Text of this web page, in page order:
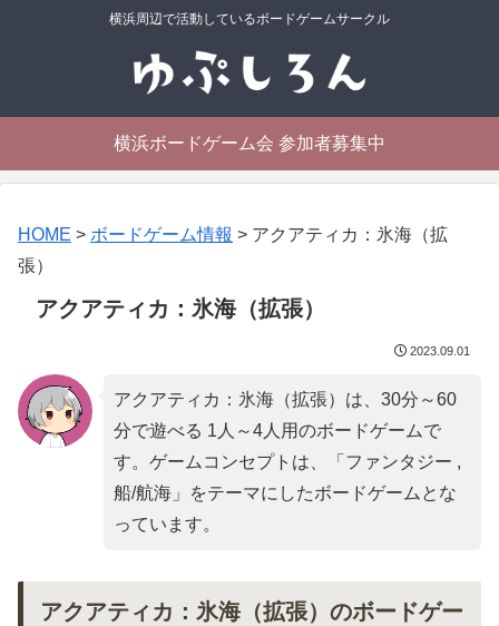
横浜周辺で活動しているボードゲームサークル
横浜ボードゲーム会 参加者募集中
HOME > ボードゲーム情報 > アクアティカ：氷海（拡
張）
アクアティカ：氷海（拡張）
2023.09.01
アクアティカ：氷海（拡張）は、30分～60
分で遊べる 1人～4人用のボードゲームで
す。ゲームコンセプトは、「 ファンタジー ,
船/航海」をテーマにしたボードゲームとな
っています。
アクアティカ：氷海（拡張）のボードゲー